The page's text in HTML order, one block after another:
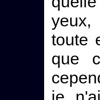
yeux,
toute
que